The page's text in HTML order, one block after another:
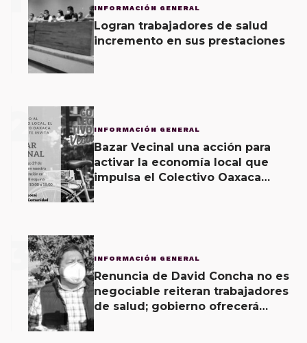
INFORMACIÓN GENERAL
Logran trabajadores de salud
incremento en sus prestaciones
2 INFORMACIÓN GENERAL
Bazar Vecinal una acción para
activar la economía local que
impulsa el Colectivo Oaxaca
3 INFORMACIÓN GENERAL
Renuncia de David Concha no es
negociable reiteran trabajadores
de salud; gobierno ofrecerá